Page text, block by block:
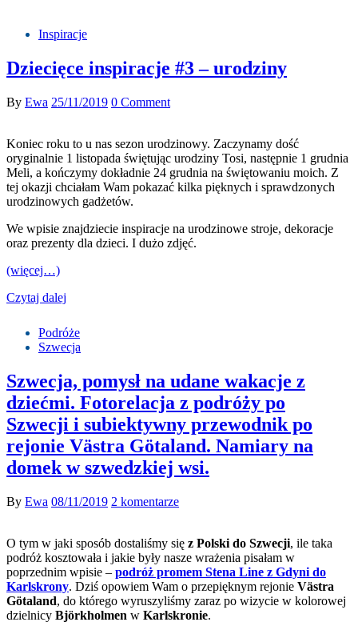
Inspiracje
Dziecięce inspiracje #3 – urodziny
By Ewa 25/11/2019 0 Comment
Koniec roku to u nas sezon urodzinowy. Zaczynamy dość
oryginalnie 1 listopada świętując urodziny Tosi, następnie 1 grudnia
Meli, a kończymy dokładnie 24 grudnia na świętowaniu moich. Z
tej okazji chciałam Wam pokazać kilka pięknych i sprawdzonych
urodzinowych gadżetów.
We wpisie znajdziecie inspiracje na urodzinowe stroje, dekoracje
oraz prezenty dla dzieci. I dużo zdjęć.
(więcej…)
Czytaj dalej
Podróże
Szwecja
Szwecja, pomysł na udane wakacje z
dziećmi. Fotorelacja z podróży po
Szwecji i subiektywny przewodnik po
rejonie Västra Götaland. Namiary na
domek w szwedzkiej wsi.
By Ewa 08/11/2019 2 komentarze
O tym w jaki sposób dostaliśmy się z Polski do Szwecji, ile taka
podróż kosztowała i jakie były nasze wrażenia pisałam w
poprzednim wpisie – podróż promem Stena Line z Gdyni do
Karlskrony. Dziś opowiem Wam o przepięknym rejonie Västra
Götaland, do którego wyruszyliśmy zaraz po wizycie w kolorowej
dzielnicy Björkholmen w Karlskronie.